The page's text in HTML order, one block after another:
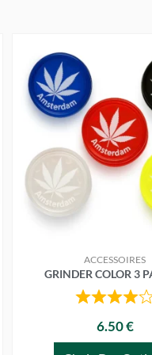
ACCESSOIRES
GRINDER COLOR 3
6.50 €
Les
la
page
produit